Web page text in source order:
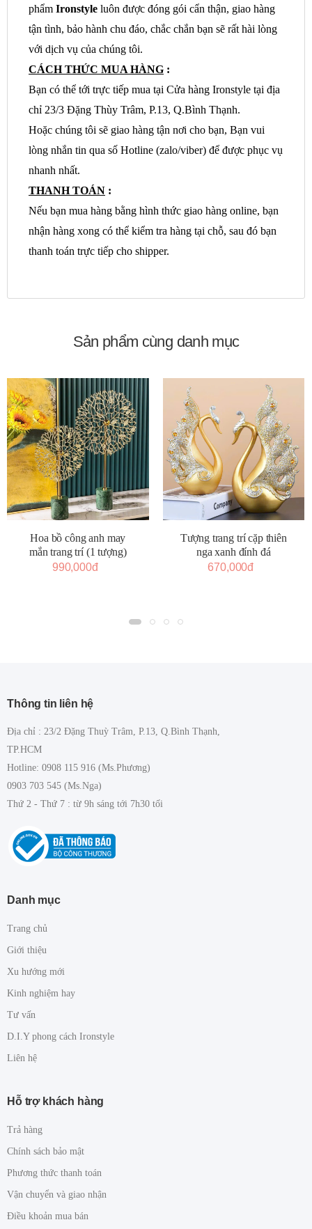
phẩm Ironstyle luôn được đóng gói cẩn thận, giao hàng
tận tình, bảo hành chu đáo, chắc chắn bạn sẽ rất hài lòng
với dịch vụ của chúng tôi.
CÁCH THỨC MUA HÀNG :
Bạn có thể tới trực tiếp mua tại Cửa hàng Ironstyle tại địa
chỉ 23/3 Đặng Thùy Trâm, P.13, Q.Bình Thạnh.
Hoặc chúng tôi sẽ giao hàng tận nơi cho bạn, Bạn vui
lòng nhắn tin qua số Hotline (zalo/viber) để được phục vụ
nhanh nhất.
THANH TOÁN :
Nếu bạn mua hàng bằng hình thức giao hàng online, bạn
nhận hàng xong có thể kiểm tra hàng tại chỗ, sau đó bạn
thanh toán trực tiếp cho shipper.
Sản phẩm cùng danh mục
Hoa bồ công anh may
mắn trang trí (1 tượng)
990,000đ
Tượng trang trí cặp thiên
nga xanh đính đá
670,000đ
Thông tin liên hệ
Địa chỉ : 23/2 Đặng Thuỳ Trâm, P.13, Q.Bình Thạnh,
TP.HCM
Hotline: 0908 115 916 (Ms.Phương)
0903 703 545 (Ms.Nga)
Thứ 2 - Thứ 7 : từ 9h sáng tới 7h30 tối
Danh mục
Trang chủ
Giới thiệu
Xu hướng mới
Kinh nghiệm hay
Tư vấn
D.I.Y phong cách Ironstyle
Liên hệ
Hỗ trợ khách hàng
Trả hàng
Chính sách bảo mật
Phương thức thanh toán
Vận chuyển và giao nhận
Điều khoản mua bán